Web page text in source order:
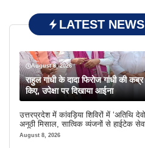
LATEST NEWS
August 8, 2026
राहुल गांधी के दादा फिरोज गांधी की
किए, उपेक्षा पर दिखाया आईना
उत्तरप्रदेश में कांवड़िया शिविरों में ‘अतिथि
अनूठी मिसाल, सात्विक व्यंजनों से हाईटेक
इंतजाम
August 8, 2026